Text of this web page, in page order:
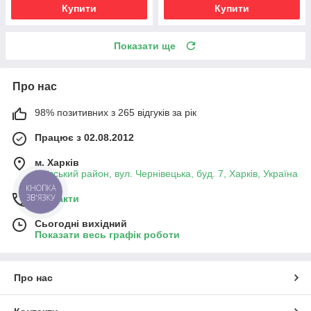
Купити Купити
Показати ще
Про нас
98% позитивних з 265 відгуків за рік
Працює з 02.08.2012
м. Харків
Київський район, вул. Чернівецька, буд. 7, Харків, Україна
Контакти
Сьогодні вихідний
Показати весь графік роботи
Про нас
КНОПКА
ЗВ'ЯЗКУ